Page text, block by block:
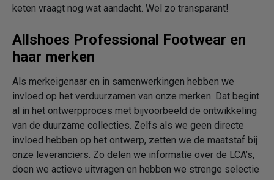
keten vraagt nog wat aandacht. Wel zo transparant!
Allshoes Professional Footwear en
haar merken
Als merkeigenaar en in samenwerkingen hebben we
invloed op het verduurzamen van onze merken. Dat begint
al in het ontwerpproces met bijvoorbeeld de ontwikkeling
van de duurzame collecties. Zelfs als we geen directe
invloed hebben op het ontwerp, zetten we de maatstaf bij
onze leveranciers. Zo delen we informatie over de LCA’s,
doen we actieve uitvragen en hebben we strenge selectie